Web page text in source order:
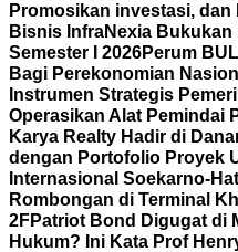
Promosikan investasi,
Bisnis InfraNexia
Semester I 2026Perum
Bagi Perekonomian
Instrumen Strategis
Operasikan Alat Pemindai
Karya Realty Hadir di
dengan Portofolio Proyek
Internasional Soekarno-
Rombongan di Terminal
2FPatriot Bond Digugat di
Hukum? Ini Kata Prof